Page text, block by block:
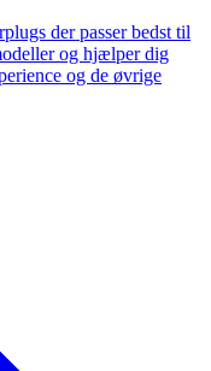
der passer bedst til
og hjælper dig
og de øvrige